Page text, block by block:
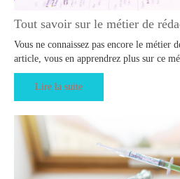
Tout savoir sur le métier de
Vous ne connaissez pas encore le métier
article, vous en apprendrez plus sur ce
Lire la suite